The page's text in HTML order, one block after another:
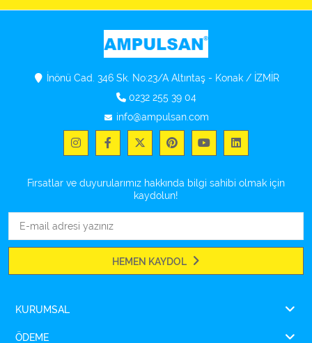
İnönü Cad. 346 Sk. No:23/A Altıntaş - Konak / İZMİR
0232 255 39 04
info@ampulsan.com
Fırsatlar ve duyurularımız hakkında bilgi sahibi olmak için
kaydolun!
HEMEN KAYDOL
KURUMSAL
ÖDEME